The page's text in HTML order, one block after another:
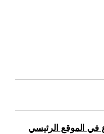
في الموقع الرئيسي